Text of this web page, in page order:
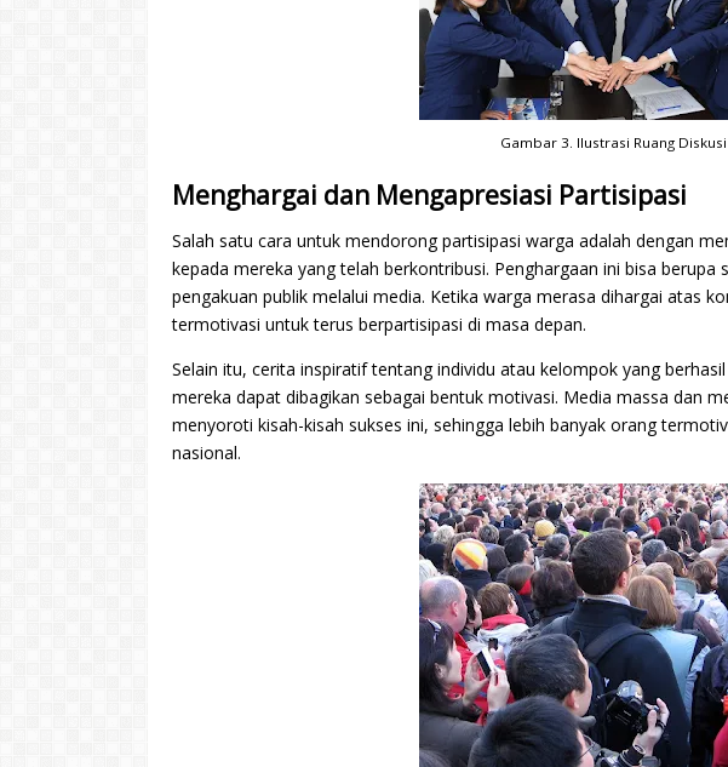
Gambar 3. Ilustrasi Ruang Diskusi
Menghargai dan Mengapresiasi Partisipasi
Salah satu cara untuk mendorong partisipasi warga adalah dengan
kepada mereka yang telah berkontribusi. Penghargaan ini bisa
pengakuan publik melalui media. Ketika warga merasa dihargai atas
termotivasi untuk terus berpartisipasi di masa depan.
Selain itu, cerita inspiratif tentang individu atau kelompok yang
mereka dapat dibagikan sebagai bentuk motivasi. Media massa dan
menyoroti kisah-kisah sukses ini, sehingga lebih banyak orang
nasional.